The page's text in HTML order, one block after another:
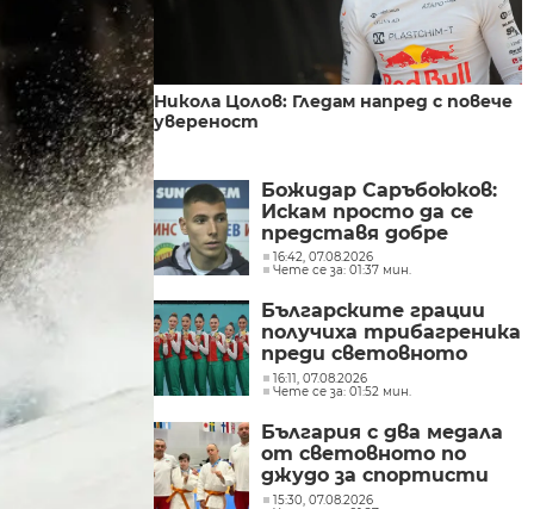
Никола Цолов: Гледам напред с повече
увереност
Божидар Саръбоюков:
Искам просто да се
представя добре
16:42, 07.08.2026
Чете се за: 01:37 мин.
Българските грации
получиха трибагреника
преди световното
първенство във
Франкфурт
16:11, 07.08.2026
Чете се за: 01:52 мин.
България с два медала
от световното по
джудо за спортисти
със синдром на Даун
15:30, 07.08.2026